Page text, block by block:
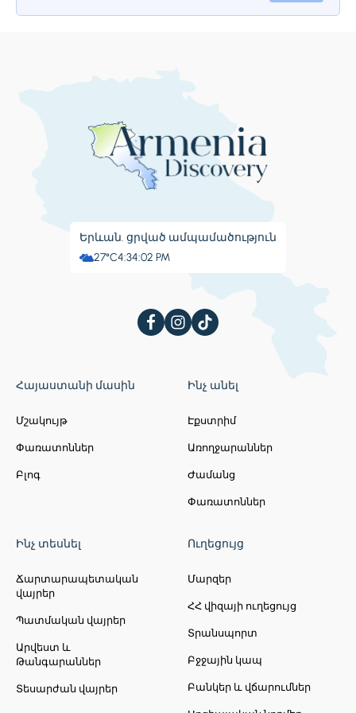
տեսարաններով։ Մայրաքաղաք
Երեւանի անունը առաջին անգամ
արձանագրվել է հենց Սեւանավանքի
գմբեթի վրա։
Երևան. ցրված ամպամածություն
27°C4:34:03 PM
Հայաստանի մասին
Մշակույթ
Փառատոններ
Բլոգ
Ինչ անել
Էքստրիմ
Առողջարաններ
Ժամանց
Փառատոններ
Ինչ տեսնել
Ճարտարապետական
վայրեր
Պատմական վայրեր
Արվեստ և
Թանգարաններ
Տեսարժան վայրեր
Ուղեցույց
Մարզեր
ՀՀ վիզայի ուղեցույց
Տրանսպորտ
Բջջային կապ
Բանկեր և վճարումներ